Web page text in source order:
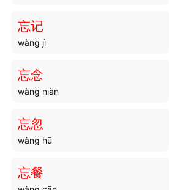
忘记
wàng jì
忘念
wàng niàn
忘忽
wàng hū
忘餐